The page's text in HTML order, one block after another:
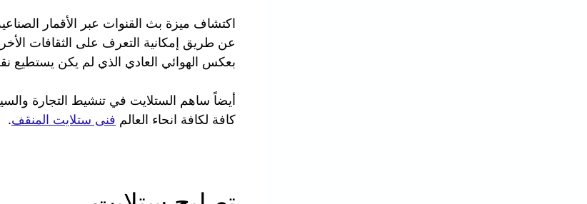
اكتشاف ميزة بث القنوات عبر الأقمار
عن طريق إمكانية التعرف على الثقافات
بعكس الهوائي العادي الذي لم يكن يستطيع
أيضاً ساهم الستلايت في تنشيط التجارة
كافة لكافة انحاء العالم فنى ستلايت المنقف.